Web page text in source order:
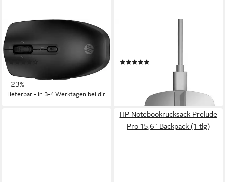
HP
420 Maus (Bluetooth,
kabellos)
35,99 €
-23%
lieferbar - in 3-4 Werktagen bei dir
HP Notebookrucksack Prelude
Pro 15,6" Backpack (1-tlg)